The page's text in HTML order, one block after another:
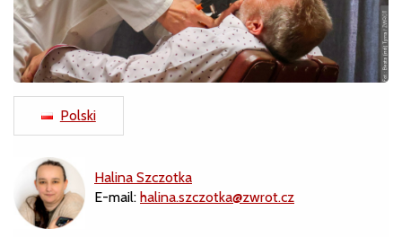
Polski
Halina Szczotka
E-mail: halina.szczotka@zwrot.cz